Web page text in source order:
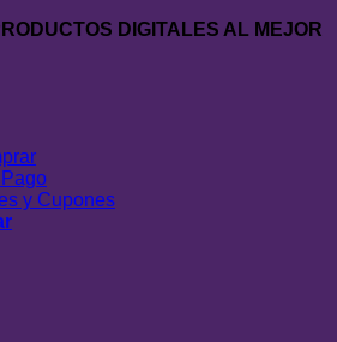
DIGITALES AL MEJOR
y Cupones